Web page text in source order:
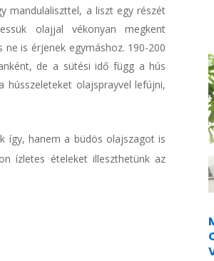
mandulaliszttel, a liszt egy részét
olajjal vékonyan megkent
is érjenek egymáshoz. 190-200
de a sütési idő függ a hús
olajsprayvel lefújni,
így, hanem a büdös olajszagot is
ízletes ételeket illeszthetünk az